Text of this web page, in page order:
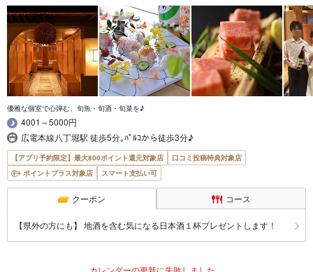
優雅な個室で心弾む、旬魚・旬酒・旬菜を♪
4001～5000円
広電本線八丁堀駅 徒歩5分｡ﾊﾟﾙｺから徒歩3分♪
【アプリ予約限定】最大800ポイント還元対象店
口コミ投稿特典対象店
ポイントプラス対象店
スマート支払い可
クーポン コース
【県外の方にも】 地酒を含む気になる日本酒１杯プレゼントします！